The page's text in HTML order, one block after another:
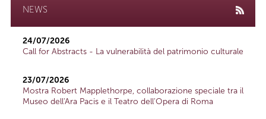
NEWS
24/07/2026
Call for Abstracts - La vulnerabilità del patrimonio culturale
23/07/2026
Mostra Robert Mapplethorpe, collaborazione speciale tra il
Museo dell'Ara Pacis e il Teatro dell'Opera di Roma